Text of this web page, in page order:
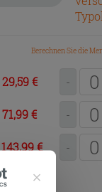
Berechnen Sie die
29,59 € -
71,99 € -
143,99 € -